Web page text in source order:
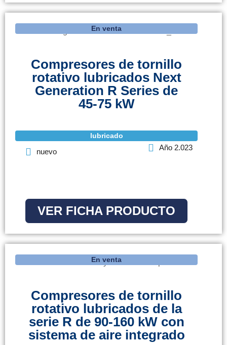
En venta
Compresores de tornillo
rotativo lubricados Next
Generation R Series de
45-75 kW
lubricado
nuevo Año 2.023
VER FICHA PRODUCTO
En venta
Compresores de tornillo
rotativo lubricados de la
serie R de 90-160 kW con
sistema de aire integrado